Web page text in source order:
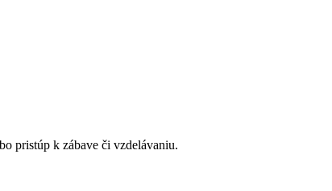
pristúp k zábave či vzdelávaniu.